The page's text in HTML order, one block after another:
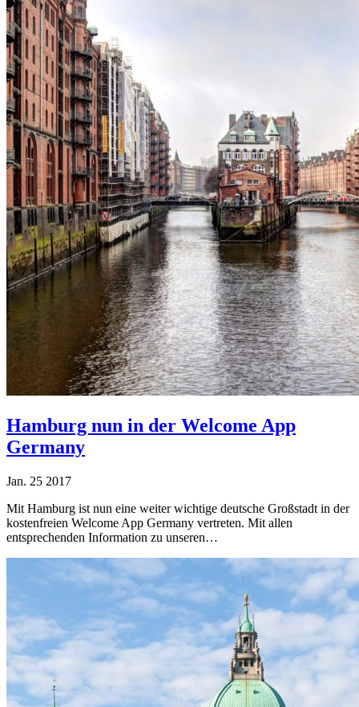
Hamburg nun in der Welcome App
Germany
Jan. 25 2017
Mit Hamburg ist nun eine weiter wichtige deutsche Großstadt in der
kostenfreien Welcome App Germany vertreten. Mit allen
entsprechenden Information zu unseren…